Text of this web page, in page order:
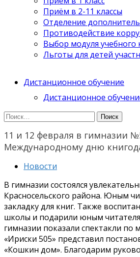
Приём в 2-11 классы
Отделение
Противодействие
Выбор модуля учебного
Льготы для детей
Дистанционное обучение
Дистанционное
Найти:
11 и 12 февраля в гимназии
Международному дню
Новости
В гимназии состоялся
Красносельского района. Юным
закладку для книг. Также
школы и подарили юным
гимназии показали спектакли по
«Ириски 505» представил
«Кошкин дом». Благодарим